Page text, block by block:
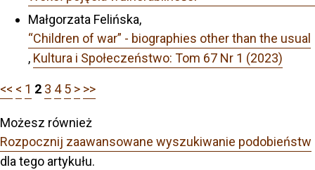
Małgorzata Felińska,
“Children of war” - biographies other than the usual
, Kultura i Społeczeństwo: Tom 67 Nr 1 (2023)
<< < 1 2 3 4 5 > >>
Możesz również
Rozpocznij zaawansowane wyszukiwanie podobieństw
dla tego artykułu.